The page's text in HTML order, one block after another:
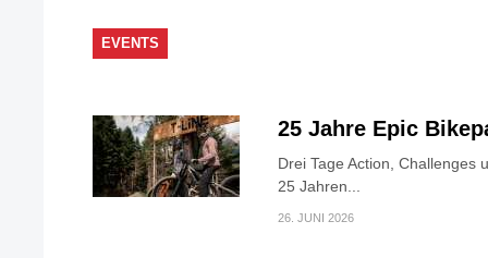
EVENTS
25 Jahre Epic
Drei Tage Action, Challenges
25 Jahren...
26. JUNI 2026